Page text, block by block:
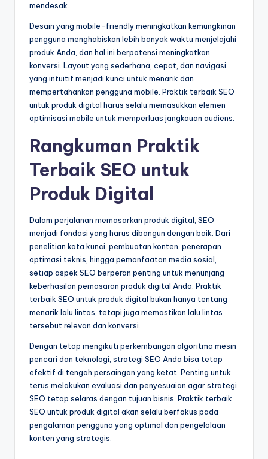
mendesak.
Desain yang mobile-friendly meningkatkan kemungkinan
pengguna menghabiskan lebih banyak waktu menjelajahi
produk Anda, dan hal ini berpotensi meningkatkan
konversi. Layout yang sederhana, cepat, dan navigasi
yang intuitif menjadi kunci untuk menarik dan
mempertahankan pengguna mobile. Praktik terbaik SEO
untuk produk digital harus selalu memasukkan elemen
optimisasi mobile untuk memperluas jangkauan audiens.
Rangkuman Praktik
Terbaik SEO untuk
Produk Digital
Dalam perjalanan memasarkan produk digital, SEO
menjadi fondasi yang harus dibangun dengan baik. Dari
penelitian kata kunci, pembuatan konten, penerapan
optimasi teknis, hingga pemanfaatan media sosial,
setiap aspek SEO berperan penting untuk menunjang
keberhasilan pemasaran produk digital Anda. Praktik
terbaik SEO untuk produk digital bukan hanya tentang
menarik lalu lintas, tetapi juga memastikan lalu lintas
tersebut relevan dan konversi.
Dengan tetap mengikuti perkembangan algoritma mesin
pencari dan teknologi, strategi SEO Anda bisa tetap
efektif di tengah persaingan yang ketat. Penting untuk
terus melakukan evaluasi dan penyesuaian agar strategi
SEO tetap selaras dengan tujuan bisnis. Praktik terbaik
SEO untuk produk digital akan selalu berfokus pada
pengalaman pengguna yang optimal dan pengelolaan
konten yang strategis.